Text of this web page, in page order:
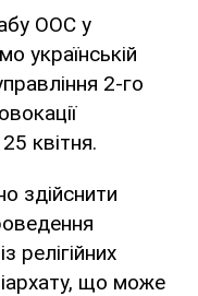
ООС у
українській
2-го
квітня.
здійснити
релігійних
що може